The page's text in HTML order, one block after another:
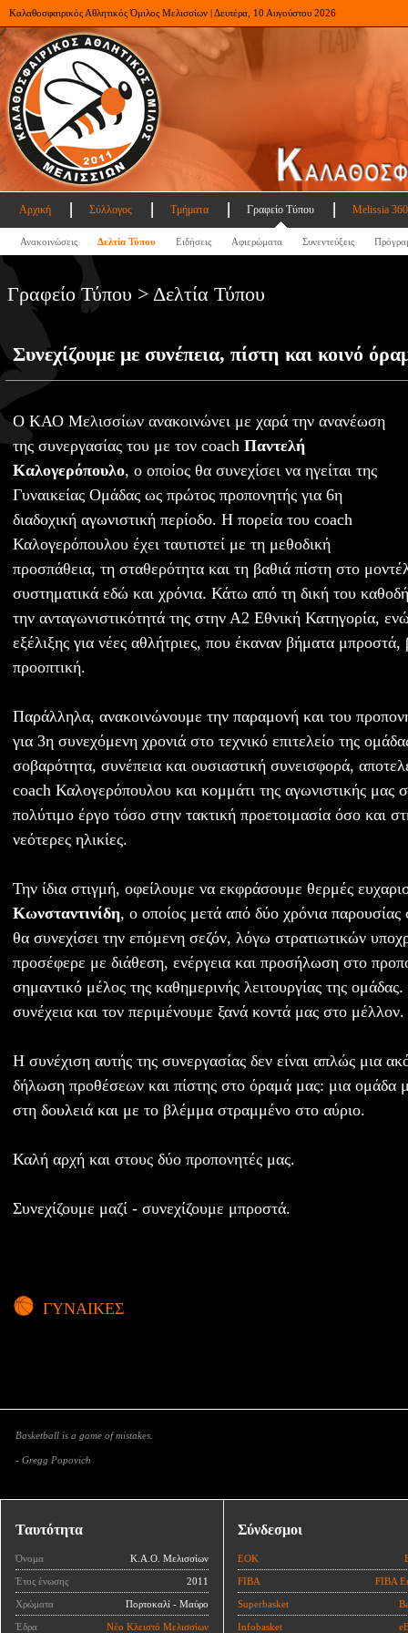
Καλαθοσφαιρικός Αθλητικός Όμιλος Μελισσίων | Δευτέρα, 10 Αυγούστου 2026
Αρχική Σύλλογος Τμήματα Γραφείο Τύπου Melissia
Ανακοινώσεις Δελτία Τύπου Ειδήσεις Αφιερώματα Συνεντεύξεις
Γραφείο Τύπου > Δελτία Τύπου
Συνεχίζουμε με συνέπεια, πίστη και κοινό
Ο ΚΑΟ Μελισσίων ανακοινώνει με χαρά την ανανέωση
της συνεργασίας του με τον coach Παντελή
Καλογερόπουλο, ο οποίος θα συνεχίσει να ηγείται της
Γυναικείας Ομάδας ως πρώτος προπονητής για 6η
διαδοχική αγωνιστική περίοδο. Η πορεία του coach
Καλογερόπουλου έχει ταυτιστεί με τη μεθοδική
προσπάθεια, τη σταθερότητα και τη βαθιά πίστη στο
συστηματικά εδώ και χρόνια. Κάτω από τη δική του
την ανταγωνιστικότητά της στην Α2 Εθνική Κατηγορία,
εξέλιξης για νέες αθλήτριες, που έκαναν βήματα
προοπτική.
Παράλληλα, ανακοινώνουμε την παραμονή και του
για 3η συνεχόμενη χρονιά στο τεχνικό επιτελείο της
σοβαρότητα, συνέπεια και ουσιαστική συνεισφορά,
coach Καλογερόπουλου και κομμάτι της αγωνιστικής μας
πολύτιμο έργο τόσο στην τακτική προετοιμασία όσο και
νεότερες ηλικίες.
Την ίδια στιγμή, οφείλουμε να εκφράσουμε θερμές
Κωνσταντινίδη, ο οποίος μετά από δύο χρόνια
θα συνεχίσει την επόμενη σεζόν, λόγω στρατιωτικών
προσέφερε με διάθεση, ενέργεια και προσήλωση στο
σημαντικό μέλος της καθημερινής λειτουργίας της
συνέχεια και τον περιμένουμε ξανά κοντά μας στο μέλλον.
Η συνέχιση αυτής της συνεργασίας δεν είναι απλώς μια
δήλωση προθέσεων και πίστης στο όραμά μας: μια ομάδα
στη δουλειά και με το βλέμμα στραμμένο στο αύριο.
Καλή αρχή και στους δύο προπονητές μας.
Συνεχίζουμε μαζί - συνεχίζουμε μπροστά.
ΓΥΝΑΙΚΕΣ
Basketball is a game of mistakes.
- Gregg Popovich
Ταυτότητα
Όνομα Κ.Α.Ο. Μελισσίων
Έτος ένωσης 2011
Χρώματα Πορτοκαλί - Μαύρο
Έδρα Νέο Κλειστό Μελισσίων
Σύνδεσμοι
ΕΟΚ
FIBA FIBA
Superbasket
Infobasket